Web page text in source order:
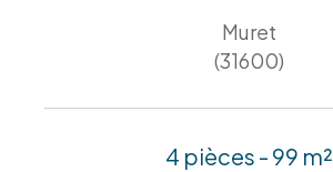
Muret
(31600)
4 pièces - 99 m²